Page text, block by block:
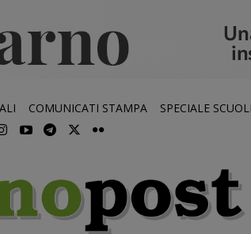
COMUNICATI STAMPA SPECIALE